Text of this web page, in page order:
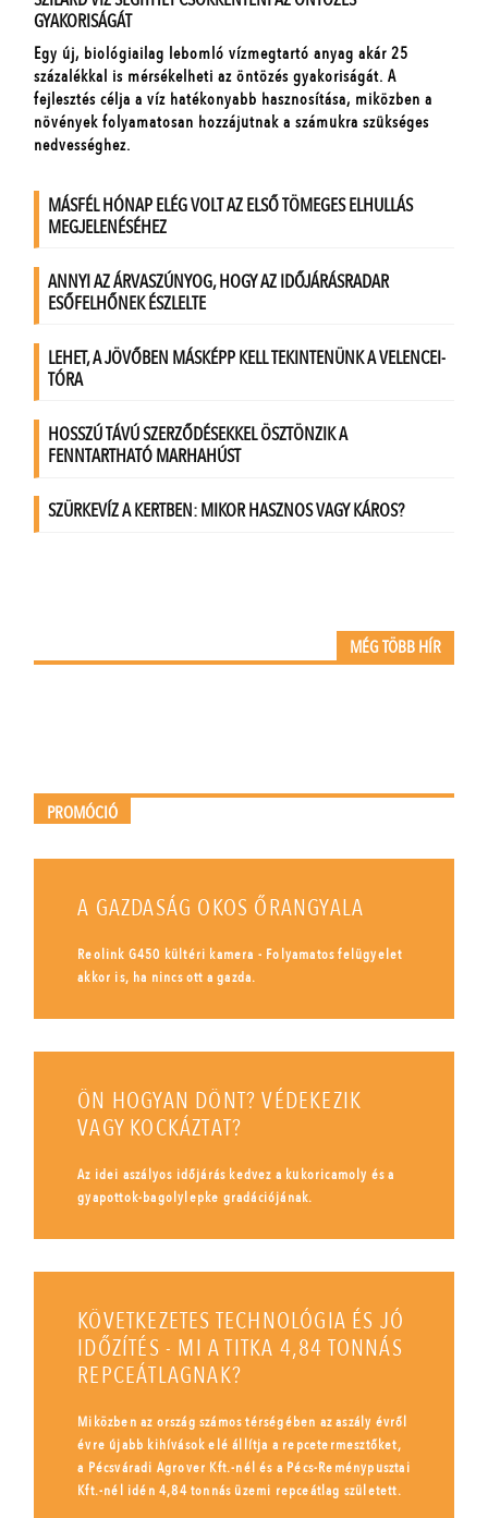
MÉG TÖBB HÍR
PROMÓCIÓ
A GAZDASÁG OKOS ŐRANGYALA
Reolink G450 kültéri kamera - Folyamatos felügyelet
akkor is, ha nincs ott a gazda.
ÖN HOGYAN DÖNT? VÉDEKEZIK
VAGY KOCKÁZTAT?
Az idei aszályos időjárás kedvez a kukoricamoly és a
gyapottok-bagolylepke gradációjának.
KÖVETKEZETES TECHNOLÓGIA ÉS JÓ
IDŐZÍTÉS - MI A TITKA 4,84 TONNÁS
REPCEÁTLAGNAK?
Miközben az ország számos térségében az aszály évről
évre újabb kihívások elé állítja a repcetermesztőket,
a Pécsváradi Agrover Kft.-nél és a Pécs-Reménypusztai
Kft.-nél idén 4,84 tonnás üzemi repceátlag született.